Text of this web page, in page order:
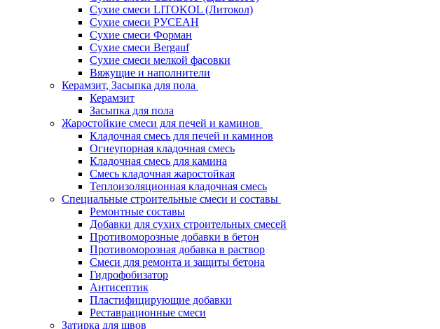
Сухие смеси LITOKOL (Литокол)
Сухие смеси РУСЕАН
Сухие смеси Форман
Сухие смеси Bergauf
Сухие смеси мелкой фасовки
Вяжущие и наполнители
Керамзит, Засыпка для пола
Керамзит
Засыпка для пола
Жаростойкие смеси для печей и каминов
Кладочная смесь для печей и каминов
Огнеупорная кладочная смесь
Кладочная смесь для камина
Смесь кладочная жаростойкая
Теплоизоляционная кладочная смесь
Специальные строительные смеси и составы
Ремонтные составы
Добавки для сухих строительных смесей
Противоморозные добавки в бетон
Противоморозная добавка в раствор
Смеси для ремонта и защиты бетона
Гидрофобизатор
Антисептик
Пластифицирующие добавки
Реставрационные смеси
Затирка для швов